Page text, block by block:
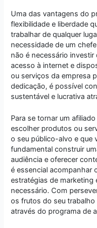
Uma das vantagens do
flexibilidade e liberdade
trabalhar de qualquer
necessidade de um
não é necessário
acesso à internet e
ou serviços da empresa
dedicação, é possível
sustentável e lucrativa
Para se tornar um
escolher produtos ou
o seu público-alvo e que
fundamental construir
audiência e oferecer
é essencial acompanhar
estratégias de marketing
necessário. Com
os frutos do seu
através do programa de